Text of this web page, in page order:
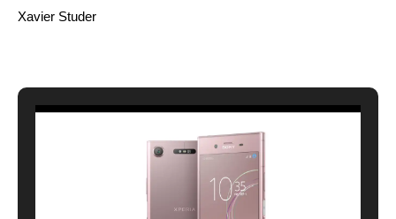
Xavier Studer